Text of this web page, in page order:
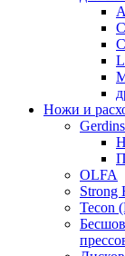
Ножи и
Gerdins
OLFA
Strong
Tecon